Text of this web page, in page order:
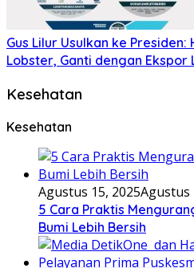
Gus Lilur Usulkan ke Presiden:
Lobster, Ganti dengan Ekspor
Kesehatan
Kesehatan
Agustus 15, 2025Agustus
5 Cara Praktis
Bumi Lebih Bersih